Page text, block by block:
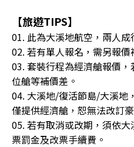
【旅遊TIPS】
01. 此為大溪地航空，兩人成
02. 若有單人報名，需另報價
03. 套裝行程為經濟艙報價
位艙等補價差。
04. 大溪地/復活節島/大溪地
僅提供經濟艙，恕無法改訂
05. 若有取消或改期，須依
票罰金及改票手續費。